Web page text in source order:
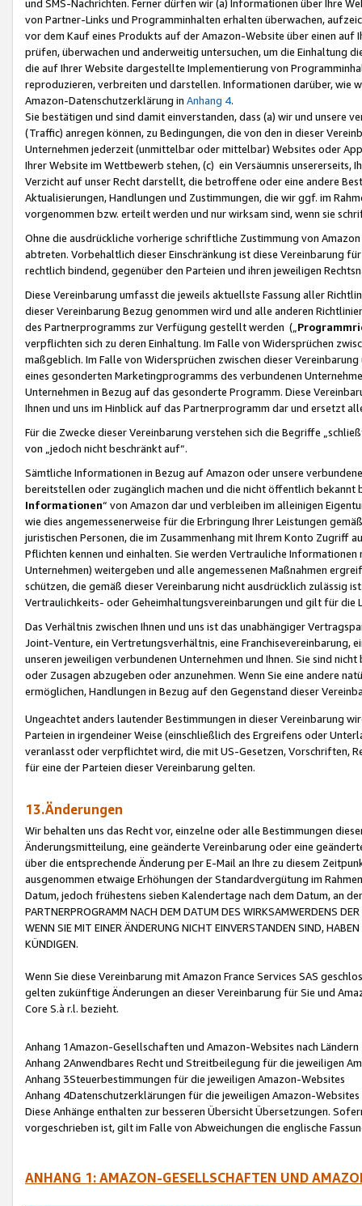
und SMS-Nachrichten. Ferner dürfen wir (a) Informationen über Ihre
von Partner-Links und Programminhalten erhalten überwachen,
vor dem Kauf eines Produkts auf der Amazon-Website über einen
prüfen, überwachen und anderweitig untersuchen, um die Einhaltung
die auf Ihrer Website dargestellte Implementierung von
reproduzieren, verbreiten und darstellen. Informationen darüber, wie
Amazon-Datenschutzerklärung in Anhang 4.
Sie bestätigen und sind damit einverstanden, dass (a) wir und
(Traffic) anregen können, zu Bedingungen, die von den in dieser
Unternehmen jederzeit (unmittelbar oder mittelbar) Websites oder
Ihrer Website im Wettbewerb stehen, (c) ein Versäumnis unsererseits,
Verzicht auf unser Recht darstellt, die betroffene oder eine andere
Aktualisierungen, Handlungen und Zustimmungen, die wir ggf. im
vorgenommen bzw. erteilt werden und nur wirksam sind, wenn sie
Ohne die ausdrückliche vorherige schriftliche Zustimmung von
abtreten. Vorbehaltlich dieser Einschränkung ist diese Vereinbarung
rechtlich bindend, gegenüber den Parteien und ihren jeweiligen
Diese Vereinbarung umfasst die jeweils aktuellste Fassung aller
dieser Vereinbarung Bezug genommen wird und alle anderen
des Partnerprogramms zur Verfügung gestellt werden („
verpflichten sich zu deren Einhaltung. Im Falle von Widersprüchen
maßgeblich. Im Falle von Widersprüchen zwischen dieser
eines gesonderten Marketingprogramms des verbundenen
Unternehmen in Bezug auf das gesonderte Programm. Diese
Ihnen und uns im Hinblick auf das Partnerprogramm dar und ersetzt
Für die Zwecke dieser Vereinbarung verstehen sich die Begriffe
von „jedoch nicht beschränkt auf“.
Sämtliche Informationen in Bezug auf Amazon oder unsere
bereitstellen oder zugänglich machen und die nicht öffentlich
Informationen“ von Amazon dar und verbleiben im alleinigen
wie dies angemessenerweise für die Erbringung Ihrer Leistungen
juristischen Personen, die im Zusammenhang mit Ihrem Konto
Pflichten kennen und einhalten. Sie werden Vertrauliche
Unternehmen) weitergeben und alle angemessenen Maßnahmen
schützen, die gemäß dieser Vereinbarung nicht ausdrücklich zulässig
Vertraulichkeits- oder Geheimhaltungsvereinbarungen und gilt für die
Das Verhältnis zwischen Ihnen und uns ist das unabhängiger
Joint-Venture, ein Vertretungsverhältnis, eine Franchisevereinbarung,
unseren jeweiligen verbundenen Unternehmen und Ihnen. Sie sind
oder Zusagen abzugeben oder anzunehmen. Wenn Sie eine andere
ermöglichen, Handlungen in Bezug auf den Gegenstand dieser
Ungeachtet anders lautender Bestimmungen in dieser Vereinbarung
Parteien in irgendeiner Weise (einschließlich des Ergreifens oder
veranlasst oder verpflichtet wird, die mit US-Gesetzen, Vorschriften,
für eine der Parteien dieser Vereinbarung gelten.
13.Änderungen
Wir behalten uns das Recht vor, einzelne oder alle Bestimmungen
Änderungsmitteilung, eine geänderte Vereinbarung oder eine
über die entsprechende Änderung per E-Mail an Ihre zu diesem
ausgenommen etwaige Erhöhungen der Standardvergütung im
Datum, jedoch frühestens sieben Kalendertage nach dem Datum, an
PARTNERPROGRAMM NACH DEM DATUM DES WIRKSAMWERDENS
WENN SIE MIT EINER ÄNDERUNG NICHT EINVERSTANDEN SIND,
KÜNDIGEN.
Wenn Sie diese Vereinbarung mit Amazon France Services SAS
gelten zukünftige Änderungen an dieser Vereinbarung für Sie und
Core S.à r.l. bezieht.
Anhang 1Amazon-Gesellschaften und Amazon-Websites nach Ländern
Anhang 2Anwendbares Recht und Streitbeilegung für die jeweiligen
Anhang 3Steuerbestimmungen für die jeweiligen Amazon-Websites
Anhang 4Datenschutzerklärungen für die jeweiligen Amazon-Websites
Diese Anhänge enthalten zur besseren Übersicht Übersetzungen.
vorgeschrieben ist, gilt im Falle von Abweichungen die englische
ANHANG 1: AMAZON-GESELLSCHAFTEN UND